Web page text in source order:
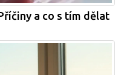
a co s tím dělat